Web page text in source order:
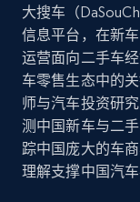
5.3K+
YouTube -
URL, Handle,
image, Name,
大搜车（
信息平台，在新
运营面向二手车
车零售生态中的
师与汽车投资研
测中国新车与二
踪中国庞大的车
理解支撑中国汽